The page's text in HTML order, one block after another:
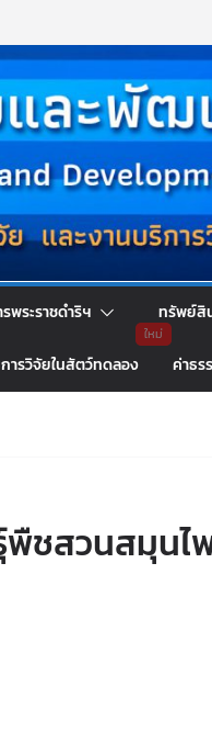
พระราชดำริฯ ทรัพย์
ารวิจัยในสัตว์ทดลอง ค่าธร
พืชสวนสมุน